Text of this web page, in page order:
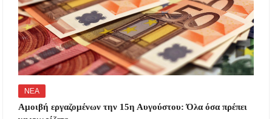
ΝΕΑ
Αμοιβή εργαζομένων την 15η Αυγούστου: Όλα όσα πρέπει